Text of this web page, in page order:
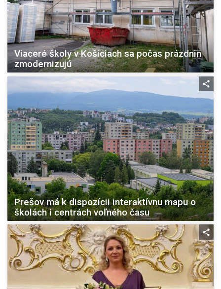
Viaceré školy v Košiciach sa počas prázdnin
zmodernizujú
Prešov má k dispozícii interaktívnu mapu o
školách i centrách voľného času